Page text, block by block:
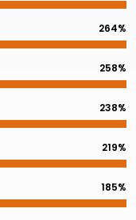
264%
258%
238%
219%
185%